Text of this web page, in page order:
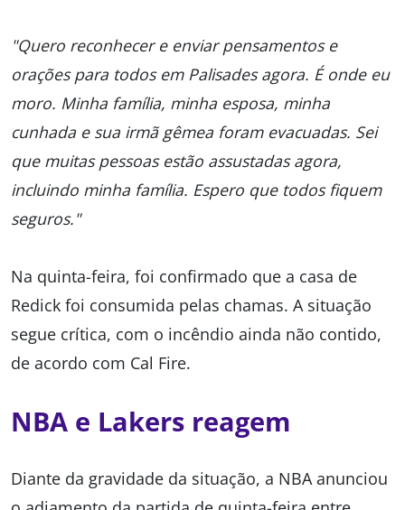
"Quero reconhecer e enviar pensamentos e
orações para todos em Palisades agora. É onde eu
moro. Minha família, minha esposa, minha
cunhada e sua irmã gêmea foram evacuadas. Sei
que muitas pessoas estão assustadas agora,
incluindo minha família. Espero que todos fiquem
seguros."
Na quinta-feira, foi confirmado que a casa de
Redick foi consumida pelas chamas. A situação
segue crítica, com o incêndio ainda não contido,
de acordo com Cal Fire.
NBA e Lakers reagem
Diante da gravidade da situação, a NBA anunciou